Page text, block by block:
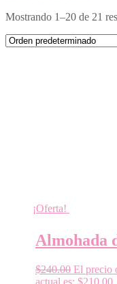
Mostrando 1–20 de 21
¡Oferta!
Almohada
$240.00 El precio
actual es: $210.00.